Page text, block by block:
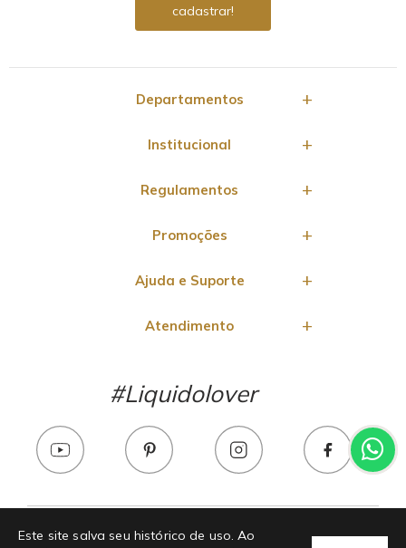
Este site salva seu histórico de uso. Ao
Departamentos
Institucional
Regulamentos
Promoções
Ajuda e Suporte
Atendimento
#Liquidolover
Chama no whats!